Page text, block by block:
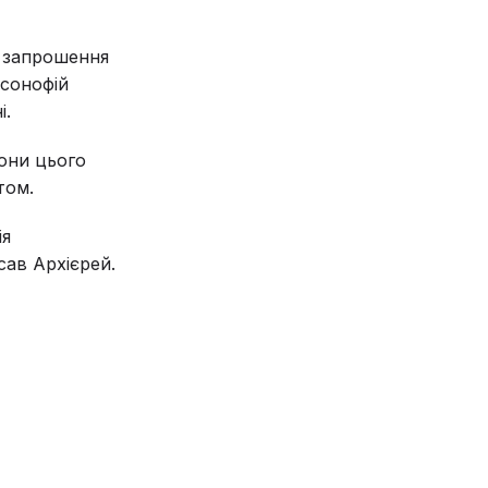
запрошення
цього
Архієрей.